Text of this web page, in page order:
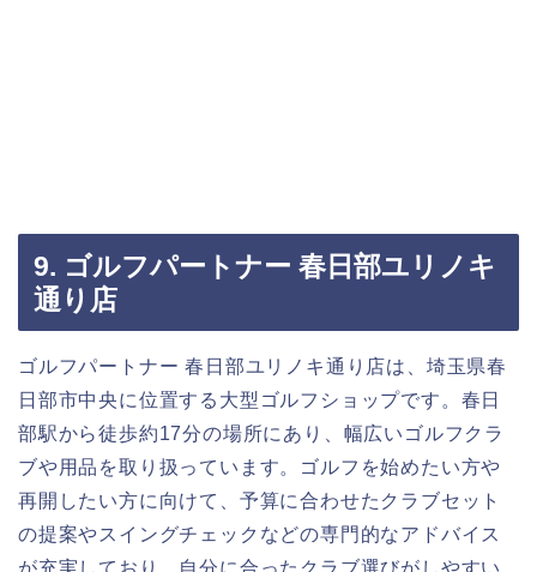
9. ゴルフパートナー 春日部ユリノキ
通り店
ゴルフパートナー 春日部ユリノキ通り店は、埼玉県春
日部市中央に位置する大型ゴルフショップです。春日
部駅から徒歩約17分の場所にあり、幅広いゴルフクラ
ブや用品を取り扱っています。ゴルフを始めたい方や
再開したい方に向けて、予算に合わせたクラブセット
の提案やスイングチェックなどの専門的なアドバイス